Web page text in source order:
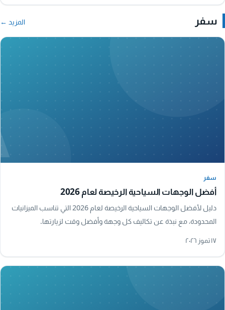
سفر المزيد ←
سفر
أفضل الوجهات السياحية الرخيصة لعام 2026
دليل لأفضل الوجهات السياحية الرخيصة لعام 2026 التي تناسب الميزانيات
المحدودة، مع نبذة عن تكاليف كل وجهة وأفضل وقت لزيارتها.
١٧ تموز ٢٠٢٦